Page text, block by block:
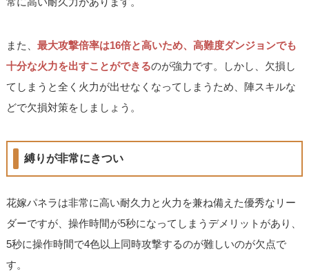
また、最大攻撃倍率は16倍と高いため、高難度ダンジョンでも
十分な火力を出すことができるのが強力です。しかし、欠損し
てしまうと全く火力が出せなくなってしまうため、陣スキルな
どで欠損対策をしましょう。
縛りが非常にきつい
花嫁パネラは非常に高い耐久力と火力を兼ね備えた優秀なリー
ダーですが、操作時間が5秒になってしまうデメリットがあり、
5秒に操作時間で4色以上同時攻撃するのが難しいのが欠点で
す。